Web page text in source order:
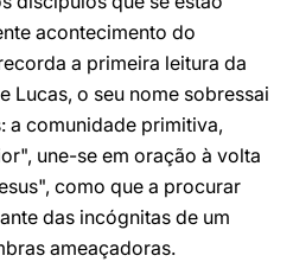
acontecimento do
a primeira leitura da
Lucas, o seu nome sobressai
a comunidade primitiva,
une-se em oração à volta
como que a procurar
das incógnitas de um
ameaçadoras.